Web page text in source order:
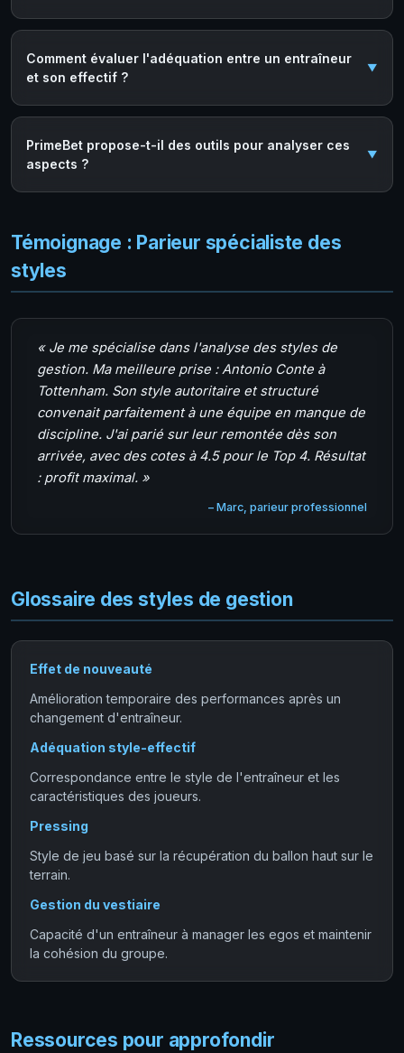
Comment évaluer l'adéquation entre un entraîneur
et son effectif ?
PrimeBet propose-t-il des outils pour analyser ces
aspects ?
Témoignage : Parieur spécialiste des
styles
« Je me spécialise dans l'analyse des styles de
gestion. Ma meilleure prise : Antonio Conte à
Tottenham. Son style autoritaire et structuré
convenait parfaitement à une équipe en manque de
discipline. J'ai parié sur leur remontée dès son
arrivée, avec des cotes à 4.5 pour le Top 4. Résultat
: profit maximal. »
– Marc, parieur professionnel
Glossaire des styles de gestion
Effet de nouveauté
Amélioration temporaire des performances après un
changement d'entraîneur.
Adéquation style-effectif
Correspondance entre le style de l'entraîneur et les
caractéristiques des joueurs.
Pressing
Style de jeu basé sur la récupération du ballon haut sur le
terrain.
Gestion du vestiaire
Capacité d'un entraîneur à manager les egos et maintenir
la cohésion du groupe.
Ressources pour approfondir